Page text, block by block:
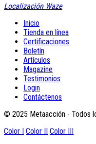
Localización Waze
Inicio
Tienda en línea
Certificaciones
Boletín
Artículos
Magazine
Testimonios
Login
Contáctenos
© 2025 Metaacción - Todos
Color I Color II Color III